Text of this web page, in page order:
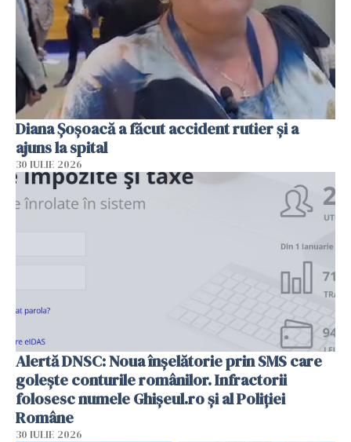
Diana Șoșoacă a făcut accident rutier și a
ajuns la spital
30 IULIE 2026
Alertă DNSC: Noua înșelătorie prin SMS care
golește conturile românilor. Infractorii
folosesc numele Ghișeul.ro și al Poliției
Române
30 IULIE 2026